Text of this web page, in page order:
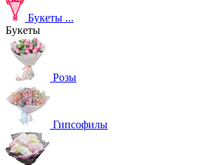
Букеты ...
Букеты
Розы
Гипсофилы